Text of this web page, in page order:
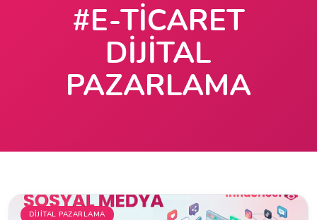
#E-TICARET
DIJITAL
PAZARLAMA
DIJITAL PAZARLAMA